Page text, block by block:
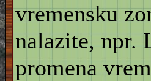
vremensku
nalazite, npr.
promena